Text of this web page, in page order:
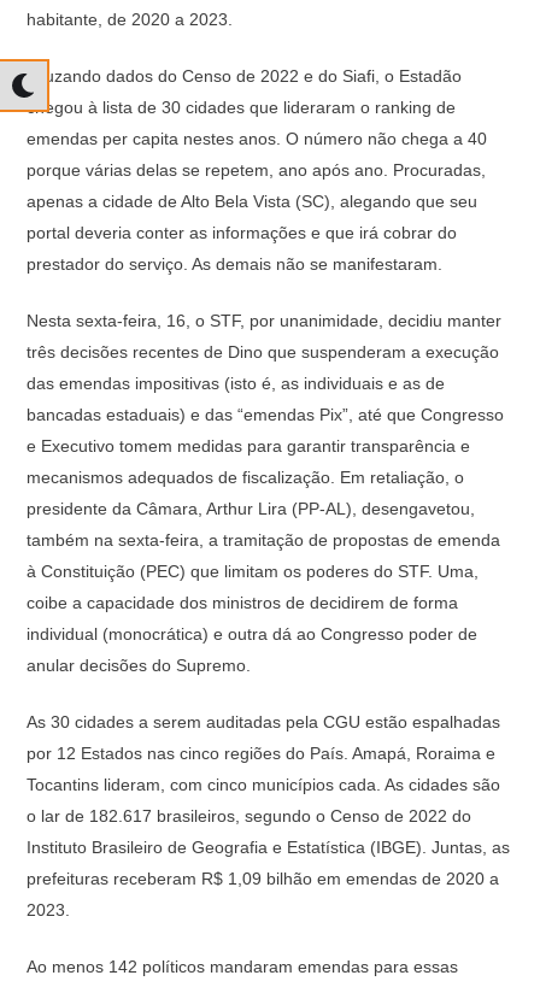
habitante, de 2020 a 2023.
Cruzando dados do Censo de 2022 e do Siafi, o Estadão
chegou à lista de 30 cidades que lideraram o ranking de
emendas per capita nestes anos. O número não chega a 40
porque várias delas se repetem, ano após ano. Procuradas,
apenas a cidade de Alto Bela Vista (SC), alegando que seu
portal deveria conter as informações e que irá cobrar do
prestador do serviço. As demais não se manifestaram.
Nesta sexta-feira, 16, o STF, por unanimidade, decidiu manter
três decisões recentes de Dino que suspenderam a execução
das emendas impositivas (isto é, as individuais e as de
bancadas estaduais) e das “emendas Pix”, até que Congresso
e Executivo tomem medidas para garantir transparência e
mecanismos adequados de fiscalização. Em retaliação, o
presidente da Câmara, Arthur Lira (PP-AL), desengavetou,
também na sexta-feira, a tramitação de propostas de emenda
à Constituição (PEC) que limitam os poderes do STF. Uma,
coibe a capacidade dos ministros de decidirem de forma
individual (monocrática) e outra dá ao Congresso poder de
anular decisões do Supremo.
As 30 cidades a serem auditadas pela CGU estão espalhadas
por 12 Estados nas cinco regiões do País. Amapá, Roraima e
Tocantins lideram, com cinco municípios cada. As cidades são
o lar de 182.617 brasileiros, segundo o Censo de 2022 do
Instituto Brasileiro de Geografia e Estatística (IBGE). Juntas, as
prefeituras receberam R$ 1,09 bilhão em emendas de 2020 a
2023.
Ao menos 142 políticos mandaram emendas para essas